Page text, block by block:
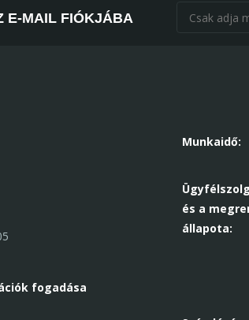
E-MAIL FIÓKJÁBA
fogadása
Munkaidő:
és a
állapota: